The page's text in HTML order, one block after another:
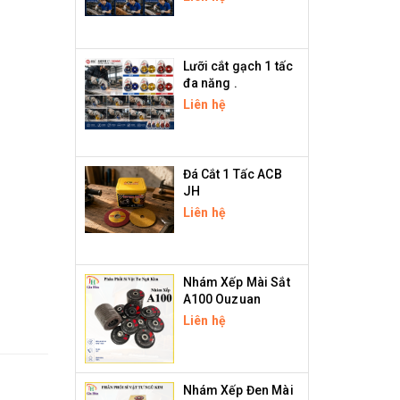
Lưỡi cắt gạch 1 tấc
đa năng .
Liên hệ
Đá Cắt 1 Tấc ACB
JH
Liên hệ
Nhám Xếp Mài Sắt
A100 Ouzuan
Liên hệ
Nhám Xếp Đen Mài